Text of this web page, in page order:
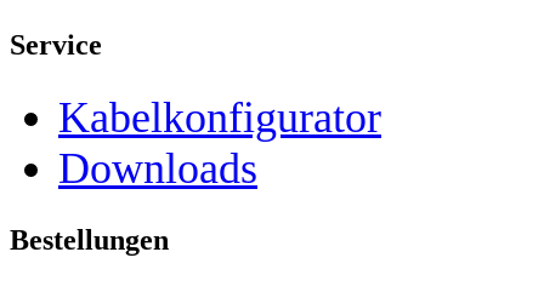
Service
Kabelkonfigurator
Downloads
Bestellungen